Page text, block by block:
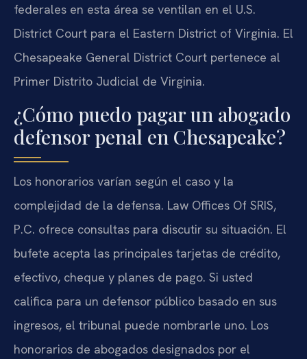
federales en esta área se ventilan en el U.S.
District Court para el Eastern District of Virginia. El
Chesapeake General District Court pertenece al
Primer Distrito Judicial de Virginia.
¿Cómo puedo pagar un abogado
defensor penal en Chesapeake?
Los honorarios varían según el caso y la
complejidad de la defensa. Law Offices Of SRIS,
P.C. ofrece consultas para discutir su situación. El
bufete acepta las principales tarjetas de crédito,
efectivo, cheque y planes de pago. Si usted
califica para un defensor público basado en sus
ingresos, el tribunal puede nombrarle uno. Los
honorarios de abogados designados por el